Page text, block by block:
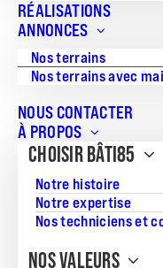
RÉALISATIONS
ANNONCES
Nos terrains
Nos terrains avec
NOUS CONTACTER
À PROPOS
CHOISIR BÂTI85
Notre histoire
Notre expertise
Nos techniciens et
NOS VALEURS
240 449
Référence:
JG_20260707_802
Surface du terrain:
311
Superficie de la
70